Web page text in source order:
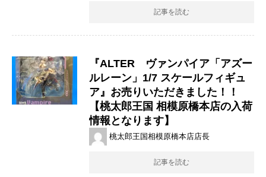
記事を読む
『ALTER ヴァンパイア「アズー
ルレーン」1/7 スケールフィギュ
ア』お売りいただきました！！
【桃太郎王国 相模原橋本店の入荷
情報となります】
桃太郎王国相模原橋本店店長
記事を読む